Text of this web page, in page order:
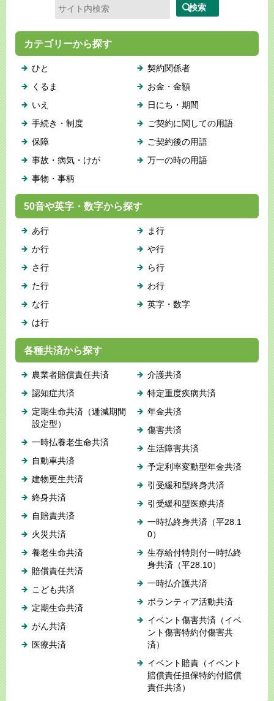
カテゴリーから探す
ひと
くるま
いえ
手続き・制度
保障
事故・病気・けが
事物・事柄
契約関係者
お金・金額
日にち・期間
ご契約に関しての用語
ご契約後の用語
万一の時の用語
50音や英字・数字から探す
あ行
か行
さ行
た行
な行
は行
ま行
や行
ら行
わ行
英字・数字
各種共済から探す
農業者賠償責任共済
認知症共済
定期生命共済（逓減期間
設定型）
一時払養老生命共済
自動車共済
建物更生共済
終身共済
自賠責共済
火災共済
養老生命共済
賠償責任共済
こども共済
定期生命共済
がん共済
医療共済
介護共済
特定重度疾病共済
年金共済
傷害共済
生活障害共済
予定利率変動型年金共済
引受緩和型終身共済
引受緩和型医療共済
一時払終身共済（平28.1
0）
生存給付特則付一時払終
身共済（平28.10）
一時払介護共済
ボランティア活動共済
イベント傷害共済（イベ
ント傷害特約付傷害共
済）
イベント賠責（イベント
賠償責任担保特約付賠償
責任共済）